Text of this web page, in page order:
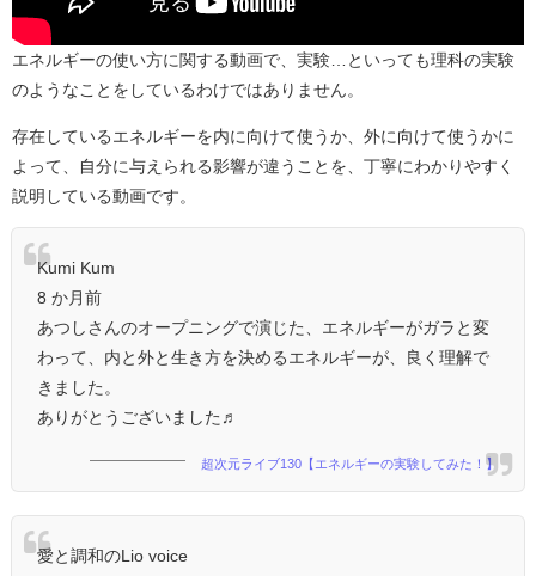
エネルギーの使い方に関する動画で、実験…といっても理科の実験
のようなことをしているわけではありません。
存在しているエネルギーを内に向けて使うか、外に向けて使うかに
よって、自分に与えられる影響が違うことを、丁寧にわかりやすく
説明している動画です。
Kumi Kum
8 か月前
あつしさんのオープニングで演じた、エネルギーがガラと変
わって、内と外と生き方を決めるエネルギーが、良く理解で
きました。
ありがとうございました♬
超次元ライブ130【エネルギーの実験してみた！】
愛と調和のLio voice